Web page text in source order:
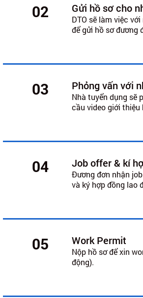
02 Gửi hồ sơ cho
DTO sẽ làm việc
để gửi hồ sơ đương
03 Phỏng vấn với
Nhà tuyển dụng sẽ
cầu video giới
04 Job offer & kí
Đương đơn nhận
và ký hợp đồng lao
05 Work Permit
Nộp hồ sơ để xin
động).